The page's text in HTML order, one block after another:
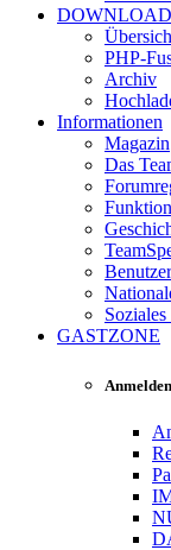
PHP-
Archiv
Informationen
Magazin
Das
GASTZONE